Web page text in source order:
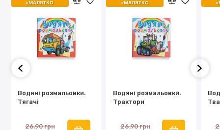
Водяні розмальовки.
Тягачі
єМАЛЯТКО
єМАЛЯТКО
26.90 грн
Водяні розмальовки.
Трактори
єМАЛЯТКО
єМАЛЯТКО
26.90 грн